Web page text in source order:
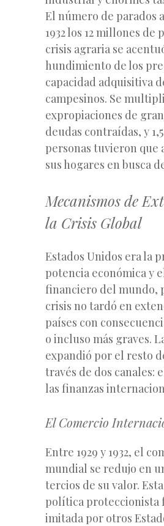
El número de parados
1932 los 12 millones de
crisis agraria se
hundimiento de los
capacidad adquisitiva
campesinos. Se
expropiaciones de
deudas contraídas, y
personas tuvieron que
sus hogares en busca
Mecanismos de
la Crisis Global
Estados Unidos era la
potencia económica y
financiero del mundo,
crisis no tardó en
países con
o incluso más graves.
expandió por el resto
través de dos canales:
las finanzas
El Comercio
Entre 1929 y 1932, el
mundial se redujo en
tercios de su valor.
política proteccionista
imitada por otros